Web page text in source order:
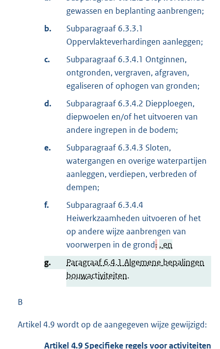
gewassen en beplanting aanbrengen;
b.
Subparagraaf 6.3.3.1
Oppervlakteverhardingen aanleggen;
c.
Subparagraaf 6.3.4.1 Ontginnen,
ontgronden, vergraven, afgraven,
egaliseren of ophogen van gronden;
d.
Subparagraaf 6.3.4.2 Diepploegen,
diepwoelen en/of het uitvoeren van
andere ingrepen in de bodem;
e.
Subparagraaf 6.3.4.3 Sloten,
watergangen en overige waterpartijen
aanleggen, verdiepen, verbreden of
dempen;
f.
Subparagraaf 6.3.4.4
Heiwerkzaamheden uitvoeren of het
op andere wijze aanbrengen van
voorwerpen in de grond. , en
g.
Paragraaf 6.4.1 Algemene bepalingen
bouwactiviteiten.
B
Artikel 4.9 wordt op de aangegeven wijze gewijzigd:
Artikel 4.9Specifieke regels voor activiteiten